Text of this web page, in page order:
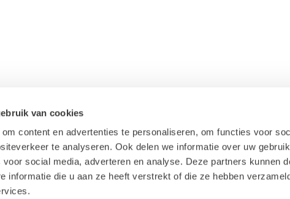
van cookies
content en advertenties te personaliseren, om functies voor
te analyseren. Ook delen we informatie over uw
social media, adverteren en analyse. Deze partners kunnen
informatie die u aan ze heeft verstrekt of die ze hebben